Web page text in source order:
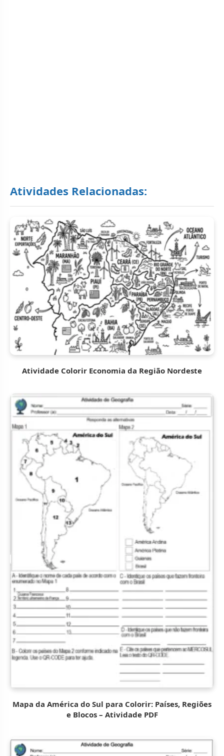
Atividades Relacionadas:
Atividade Colorir Economia da Região Nordeste
Mapa da América do Sul para Colorir: Países, Regiões
e Blocos – Atividade PDF